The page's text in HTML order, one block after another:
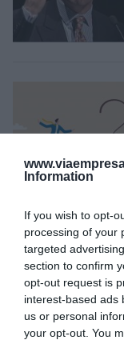
Information
If you wish to opt-
processing of your
targeted
section to confirm
opt-out request is
interest-based ads
us or personal
your opt-out. You